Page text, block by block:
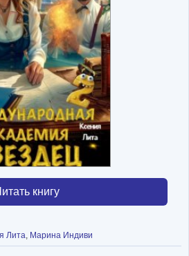
книгу
Лита Марина Индиви